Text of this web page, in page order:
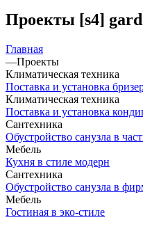
Проекты [s4]
Главная
—Проекты
Климатическая техника
Поставка и установка
Климатическая техника
Поставка и установка
Сантехника
Обустройство санузла в
Мебель
Кухня в стиле модерн
Сантехника
Обустройство санузла в
Мебель
Гостиная в эко-стиле